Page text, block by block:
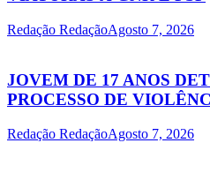
Redação RedaçãoAgosto 7, 2026
JOVEM DE 17 ANOS
PROCESSO DE
Redação RedaçãoAgosto 7, 2026